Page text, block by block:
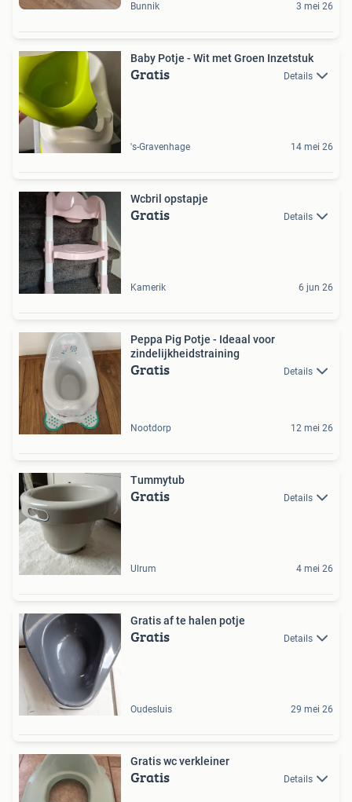
Bunnik 3 mei 26
Baby Potje - Wit met Groen Inzetstuk
Gratis Details
's-Gravenhage 14 mei 26
Wcbril opstapje
Gratis Details
Kamerik 6 jun 26
Peppa Pig Potje - Ideaal voor
zindelijkheidstraining
Gratis Details
Nootdorp 12 mei 26
Tummytub
Gratis Details
Ulrum 4 mei 26
Gratis af te halen potje
Gratis Details
Oudesluis 29 mei 26
Gratis wc verkleiner
Gratis Details